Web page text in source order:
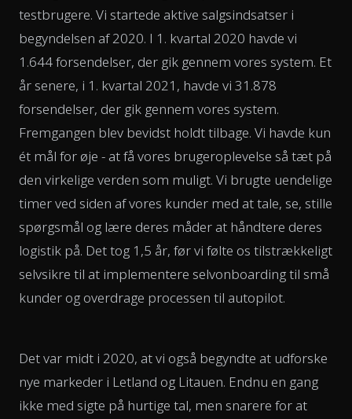
testbrugere. Vi startede aktive salgsindsatser i
begyndelsen af 2020. I 1. kvartal 2020 havde vi
1.644 forsendelser, der gik gennem vores system. Et
år senere, i 1. kvartal 2021, havde vi 31.878
forsendelser, der gik gennem vores system.
Fremgangen blev bevidst holdt tilbage. Vi havde kun
ét mål for øje - at få vores brugeroplevelse så tæt på
den virkelige verden som muligt. Vi brugte uendelige
timer ved siden af vores kunder med at tale, se, stille
spørgsmål og lære deres måder at håndtere deres
logistik på. Det tog 1,5 år, før vi følte os tilstrækkeligt
selvsikre til at implementere selvonboarding til små
kunder og overdrage processen til autopilot.
Det var midt i 2020, at vi også begyndte at udforske
nye markeder i Letland og Litauen. Endnu en gang
ikke med sigte på hurtige tal, men snarere for at